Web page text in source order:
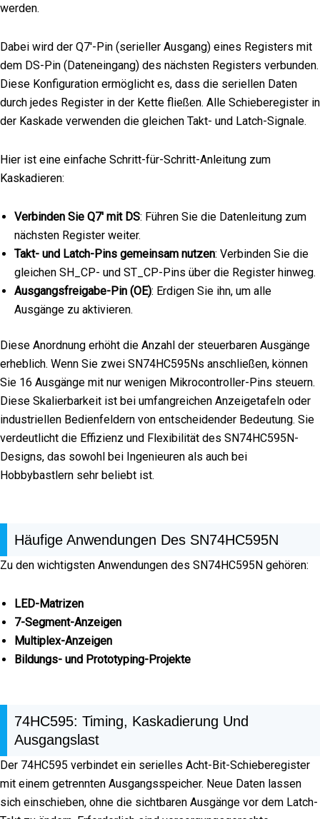
werden.
Dabei wird der Q7'-Pin (serieller Ausgang) eines Registers mit
dem DS-Pin (Dateneingang) des nächsten Registers verbunden.
Diese Konfiguration ermöglicht es, dass die seriellen Daten
durch jedes Register in der Kette fließen. Alle Schieberegister in
der Kaskade verwenden die gleichen Takt- und Latch-Signale.
Hier ist eine einfache Schritt-für-Schritt-Anleitung zum
Kaskadieren:
Verbinden Sie Q7' mit DS: Führen Sie die Datenleitung zum
nächsten Register weiter.
Takt- und Latch-Pins gemeinsam nutzen: Verbinden Sie die
gleichen SH_CP- und ST_CP-Pins über die Register hinweg.
Ausgangsfreigabe-Pin (OE): Erdigen Sie ihn, um alle
Ausgänge zu aktivieren.
Diese Anordnung erhöht die Anzahl der steuerbaren Ausgänge
erheblich. Wenn Sie zwei SN74HC595Ns anschließen, können
Sie 16 Ausgänge mit nur wenigen Mikrocontroller-Pins steuern.
Diese Skalierbarkeit ist bei umfangreichen Anzeigetafeln oder
industriellen Bedienfeldern von entscheidender Bedeutung. Sie
verdeutlicht die Effizienz und Flexibilität des SN74HC595N-
Designs, das sowohl bei Ingenieuren als auch bei
Hobbybastlern sehr beliebt ist.
Häufige Anwendungen Des SN74HC595N
Zu den wichtigsten Anwendungen des SN74HC595N gehören:
LED-Matrizen
7-Segment-Anzeigen
Multiplex-Anzeigen
Bildungs- und Prototyping-Projekte
74HC595: Timing, Kaskadierung Und
Ausgangslast
Der 74HC595 verbindet ein serielles Acht-Bit-Schieberegister
mit einem getrennten Ausgangsspeicher. Neue Daten lassen
sich einschieben, ohne die sichtbaren Ausgänge vor dem Latch-